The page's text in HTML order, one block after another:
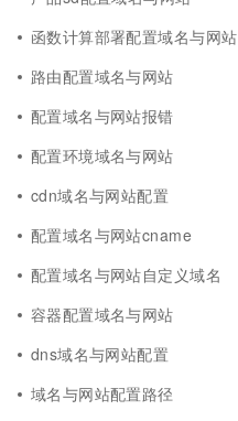
函数计算部署配置域名与网站
路由配置域名与网站
配置域名与网站报错
配置环境域名与网站
cdn域名与网站配置
配置域名与网站cname
配置域名与网站自定义域名
容器配置域名与网站
dns域名与网站配置
域名与网站配置路径